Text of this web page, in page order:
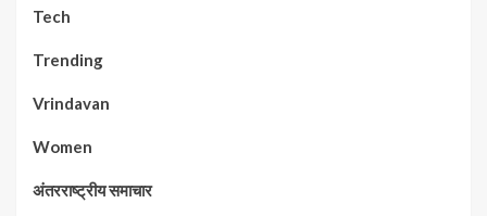
Tech
Trending
Vrindavan
Women
अंतरराष्ट्रीय समाचार